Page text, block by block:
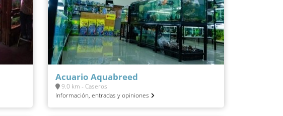
Acuario Aquabreed
9.0 km - Caseros
Información, entradas y opiniones